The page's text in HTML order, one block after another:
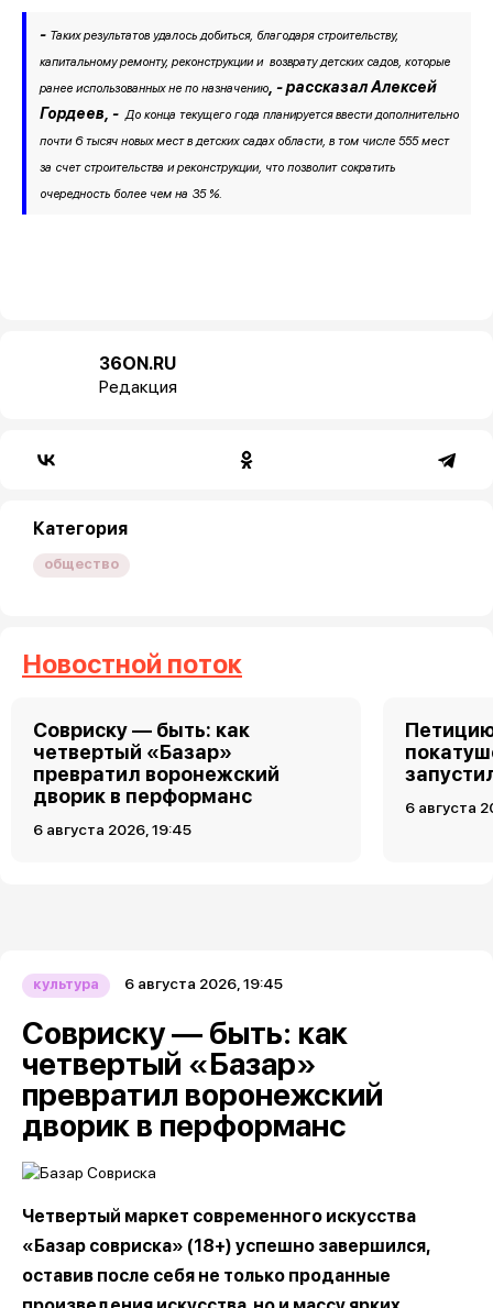
- Таких результатов удалось добиться, благодаря строительству,
капитальному ремонту, реконструкции и возврату детских садов, которые
ранее использованных не по назначению , - рассказал Алексей
Гордеев, - До конца текущего года планируется ввести дополнительно
почти 6 тысяч новых мест в детских садах области, в том числе 555 мест
за счет строительства и реконструкции, что позволит сократить
очередность более чем на 35 %.
36ON.RU
Редакция
Категория
общество
Новостной поток
Совриску — быть: как
четвертый «Базар»
превратил воронежский
дворик в перформанс
6 августа 2026, 19:45
6 августа
культура 6 августа 2026, 19:45
Совриску — быть: как
четвертый «Базар»
превратил воронежский
дворик в перформанс
Четвертый маркет современного искусства
«Базар совриска» (18+) успешно завершился,
оставив после себя не только проданные